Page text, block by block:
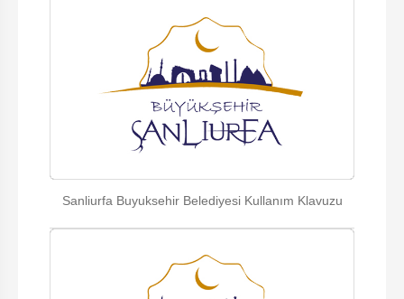
Sanliurfa Buyuksehir Belediyesi Kullanım Klavuzu